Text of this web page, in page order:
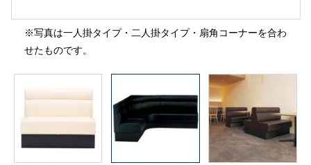
※写真は一人掛タイプ・二人掛タイプ・扇角コーナーを合わ
せたものです。